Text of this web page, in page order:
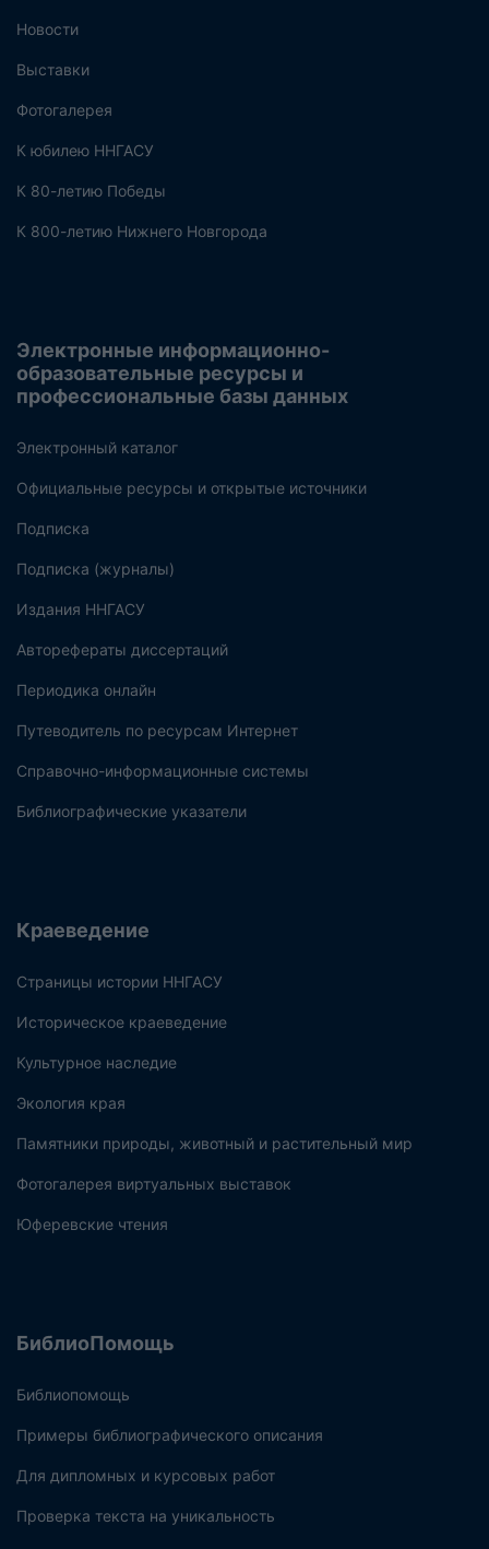
Новости
Выставки
Фотогалерея
К юбилею ННГАСУ
К 80-летию Победы
К 800-летию Нижнего Новгорода
Электронные информационно-
образовательные ресурсы и
профессиональные базы данных
Электронный каталог
Официальные ресурсы и открытые источники
Подписка
Подписка (журналы)
Издания ННГАСУ
Авторефераты диссертаций
Периодика онлайн
Путеводитель по ресурсам Интернет
Справочно-информационные системы
Библиографические указатели
Краеведение
Страницы истории ННГАСУ
Историческое краеведение
Культурное наследие
Экология края
Памятники природы, животный и растительный мир
Фотогалерея виртуальных выставок
Юферевские чтения
БиблиоПомощь
Библиопомощь
Примеры библиографического описания
Для дипломных и курсовых работ
Проверка текста на уникальность